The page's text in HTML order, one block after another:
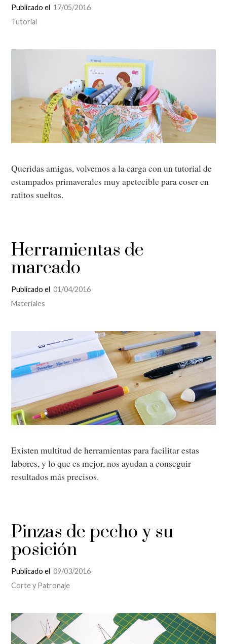
Publicado el 17/05/2016
Tutorial
Queridas amigas, volvemos a la carga con un tutorial de
estampados primaverales muy apetecible para coser en
ratitos sueltos.
Herramientas de
marcado
Publicado el 01/04/2016
Materiales
Existen multitud de herramientas para facilitar estas
labores, y lo que es mejor, nos ayudan a conseguir
resultados más precisos.
Pinzas de pecho y su
posición
Publicado el 09/03/2016
Corte y Patronaje